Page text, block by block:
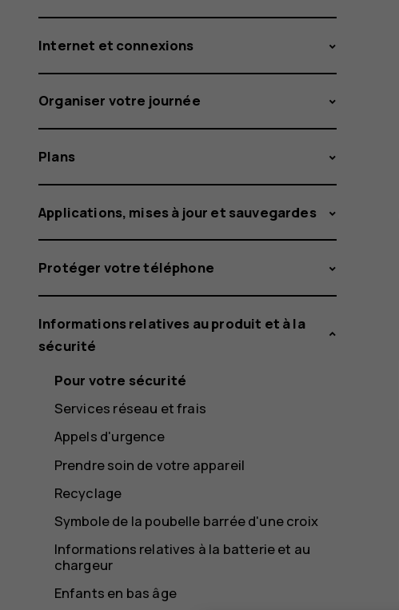
Internet et connexions
Organiser votre journée
Plans
Applications, mises à jour et sauvegardes
Protéger votre téléphone
Informations relatives au produit et à la
sécurité
Pour votre sécurité
Services réseau et frais
Appels d'urgence
Prendre soin de votre appareil
Recyclage
Symbole de la poubelle barrée d'une croix
Informations relatives à la batterie et au
chargeur
Enfants en bas âge